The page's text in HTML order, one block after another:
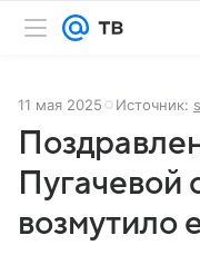
11 мая 2025 Источник:
возмутило